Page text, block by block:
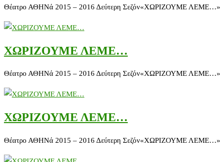
Θέατρο ΑΘΗΝά 2015 – 2016 Δεύτερη Σεζόν«ΧΩΡΙΖΟΥΜΕ ΛΕΜΕ…»
ΧΩΡΙΖΟΥΜΕ ΛΕΜΕ…
Θέατρο ΑΘΗΝά 2015 – 2016 Δεύτερη Σεζόν«ΧΩΡΙΖΟΥΜΕ ΛΕΜΕ…»
ΧΩΡΙΖΟΥΜΕ ΛΕΜΕ…
Θέατρο ΑΘΗΝά 2015 – 2016 Δεύτερη Σεζόν«ΧΩΡΙΖΟΥΜΕ ΛΕΜΕ…»